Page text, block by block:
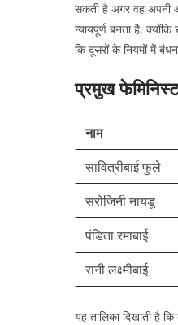
सकती है अगर वह अपनी
न्यायपूर्ण बनता है,
कि दूसरों के नियमों में
प्रमुख
नाम
सावित्रीबाई फुले
सरोजिनी नायडू
पंडिता रमाबाई
रानी लक्ष्मीबाई
यह तालिका दिखाती है